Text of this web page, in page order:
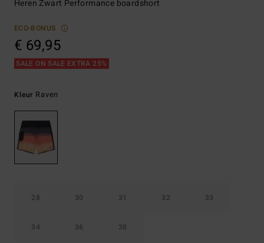
Heren Zwart Performance boardshort
ECO-BONUS
€ 69,95
SALE ON SALE EXTRA 25%
Kleur Raven
28 30 31 32 33
34 36 38